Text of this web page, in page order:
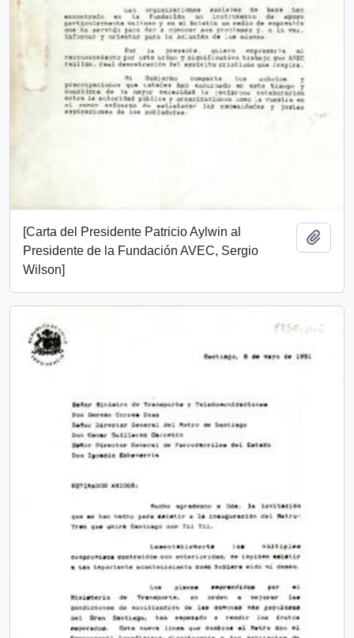
[Carta del Presidente Patricio Aylwin al
Presidente de la Fundación AVEC, Sergio
Wilson]